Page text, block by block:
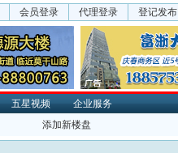
会员登录 代理登录 登记发布
五星视频
企业服务
添加新楼盘